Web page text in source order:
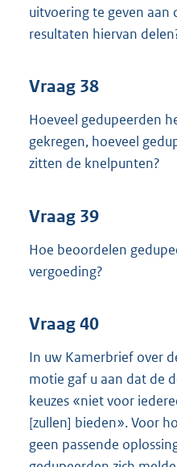
uitvoering te geven aan
resultaten hiervan
Vraag 38
Hoeveel gedupeerden
gekregen, hoeveel
zitten de knelpunten?
Vraag 39
Hoe beoordelen
vergoeding?
Vraag 40
In uw Kamerbrief over
motie gaf u aan dat de
keuzes «niet voor
[zullen] bieden». Voor
geen passende